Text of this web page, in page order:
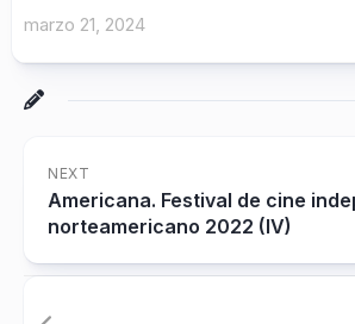
marzo 21, 2024
NEXT
Americana. Festival de cine
norteamericano 2022 (IV)